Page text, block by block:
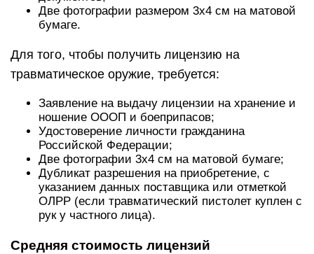
Две фотографии размером 3х4 см на матовой
бумаге.
Для того, чтобы получить лицензию на
травматическое оружие, требуется:
Заявление на выдачу лицензии на хранение и
ношение ОООП и боеприпасов;
Удостоверение личности гражданина
Российской Федерации;
Две фотографии 3х4 см на матовой бумаге;
Дубликат разрешения на приобретение, с
указанием данных поставщика или отметкой
ОЛРР (если травматический пистолет куплен с
рук у частного лица).
Средняя стоимость лицензий